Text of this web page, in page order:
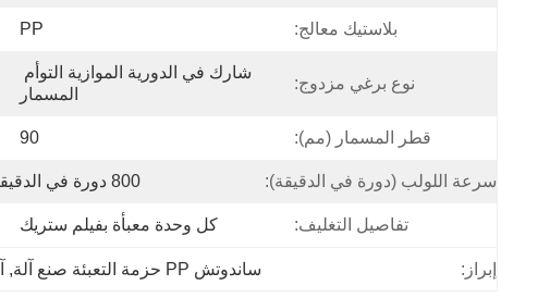
بلاستيك معالج: PP
نوع برغي مزدوج:
المسمار
قطر المسمار (مم): 90
سرعة اللولب (دورة في الدقيقة): 800 دورة في الدقيقة
تفاصيل التغليف: كل وحدة معبأة بفيلم ستريك
إبراز: ساندوتش PP حزمة التعبئة صنع آلة ,